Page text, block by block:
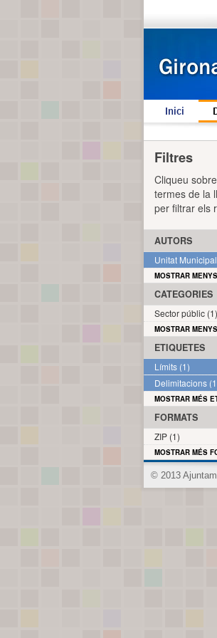
Inici
Filtres
Cliqueu
termes de la
per filtrar els
AUTORS
Unitat
MOSTRAR
CATEGORIES
Sector públic (1)
MOSTRAR
ETIQUETES
Límits (1)
Delimitacions
MOSTRAR MÉS
FORMATS
ZIP (1)
MOSTRAR MÉS
© 2013